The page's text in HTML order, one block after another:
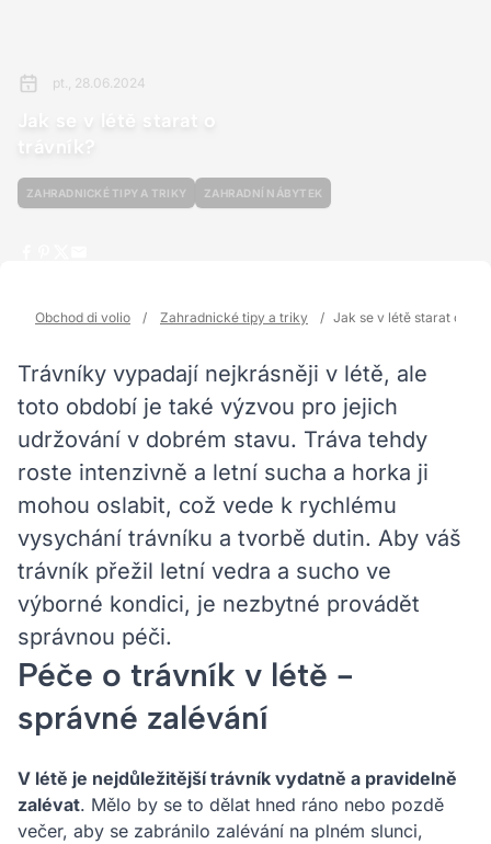
pt., 28.06.2024
Jak se v létě starat o
trávník?
ZAHRADNICKÉ TIPY A TRIKY ZAHRADNÍ NÁBYTEK
Obchod di volio / Zahradnické tipy a triky / Jak se v létě starat o
Trávníky vypadají nejkrásněji v létě, ale
toto období je také výzvou pro jejich
udržování v dobrém stavu. Tráva tehdy
roste intenzivně a letní sucha a horka ji
mohou oslabit, což vede k rychlému
vysychání trávníku a tvorbě dutin. Aby váš
trávník přežil letní vedra a sucho ve
výborné kondici, je nezbytné provádět
správnou péči.
Péče o trávník v létě -
správné zalévání
V létě je nejdůležitější trávník vydatně a pravidelně
zalévat. Mělo by se to dělat hned ráno nebo pozdě
večer, aby se zabránilo zalévání na plném slunci,